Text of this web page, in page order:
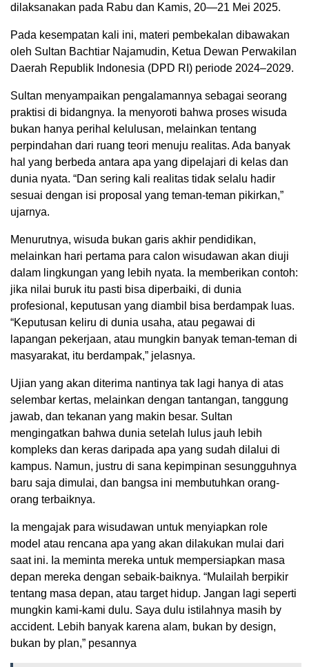
dilaksanakan pada Rabu dan Kamis, 20—21 Mei 2025.
Pada kesempatan kali ini, materi pembekalan dibawakan
oleh Sultan Bachtiar Najamudin, Ketua Dewan Perwakilan
Daerah Republik Indonesia (DPD RI) periode 2024–2029.
Sultan menyampaikan pengalamannya sebagai seorang
praktisi di bidangnya. Ia menyoroti bahwa proses wisuda
bukan hanya perihal kelulusan, melainkan tentang
perpindahan dari ruang teori menuju realitas. Ada banyak
hal yang berbeda antara apa yang dipelajari di kelas dan
dunia nyata. “Dan sering kali realitas tidak selalu hadir
sesuai dengan isi proposal yang teman-teman pikirkan,”
ujarnya.
Menurutnya, wisuda bukan garis akhir pendidikan,
melainkan hari pertama para calon wisudawan akan diuji
dalam lingkungan yang lebih nyata. Ia memberikan contoh:
jika nilai buruk itu pasti bisa diperbaiki, di dunia
profesional, keputusan yang diambil bisa berdampak luas.
“Keputusan keliru di dunia usaha, atau pegawai di
lapangan pekerjaan, atau mungkin banyak teman-teman di
masyarakat, itu berdampak,” jelasnya.
Ujian yang akan diterima nantinya tak lagi hanya di atas
selembar kertas, melainkan dengan tantangan, tanggung
jawab, dan tekanan yang makin besar. Sultan
mengingatkan bahwa dunia setelah lulus jauh lebih
kompleks dan keras daripada apa yang sudah dilalui di
kampus. Namun, justru di sana kepimpinan sesungguhnya
baru saja dimulai, dan bangsa ini membutuhkan orang-
orang terbaiknya.
Ia mengajak para wisudawan untuk menyiapkan role
model atau rencana apa yang akan dilakukan mulai dari
saat ini. Ia meminta mereka untuk mempersiapkan masa
depan mereka dengan sebaik-baiknya. “Mulailah berpikir
tentang masa depan, atau target hidup. Jangan lagi seperti
mungkin kami-kami dulu. Saya dulu istilahnya masih by
accident. Lebih banyak karena alam, bukan by design,
bukan by plan,” pesannya